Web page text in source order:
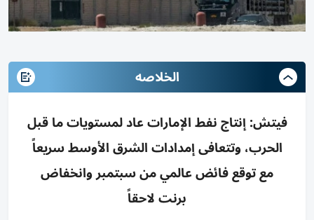
الخلاصه
فيتش: إنتاج نفط الإمارات عاد لمستويات ما قبل
الحرب، وتتعافى إمدادات الشرق الأوسط سريعاً
مع توقع فائض عالمي من سبتمبر وانخفاض
برنت لاحقاً